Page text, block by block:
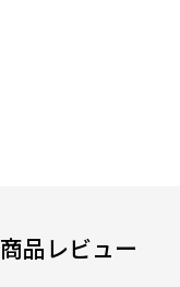
商品レビュー